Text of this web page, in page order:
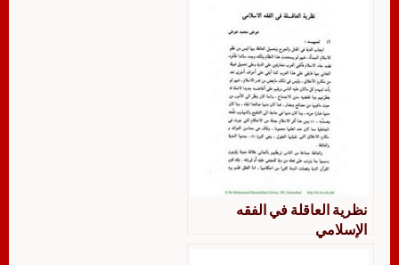
نظرية العاقلة في الفقه
الإسلامي